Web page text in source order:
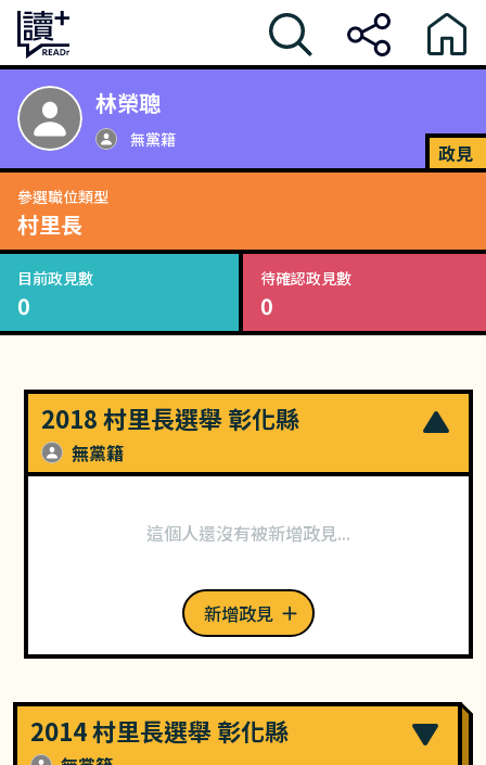
林榮聰
無黨籍
政見
參選職位類型
村里長
目前政見數
0
待確認政見數
0
2018 村里長選舉 彰化縣
無黨籍
這個人還沒有被新增政見...
新增政見
2014 村里長選舉 彰化縣